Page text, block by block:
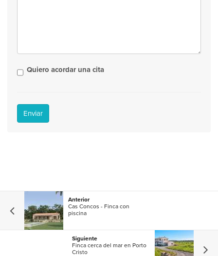
Quiero acordar una cita
Enviar
Anterior
Cas Concos - Finca con
piscina
Siguiente
Finca cerca del mar en Porto
Cristo